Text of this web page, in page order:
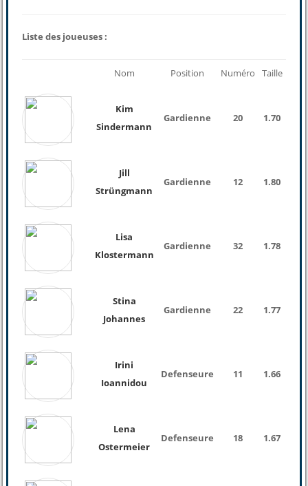
Liste des joueuses :
Nom Position Numéro Taille
Kim
Sindermann
Gardienne 20 1.70
Jill
Strüngmann
Gardienne 12 1.80
Lisa
Klostermann
Gardienne 32 1.78
Stina
Johannes
Gardienne 22 1.77
Irini
Ioannidou
Defenseure 11 1.66
Lena
Ostermeier
Defenseure 18 1.67